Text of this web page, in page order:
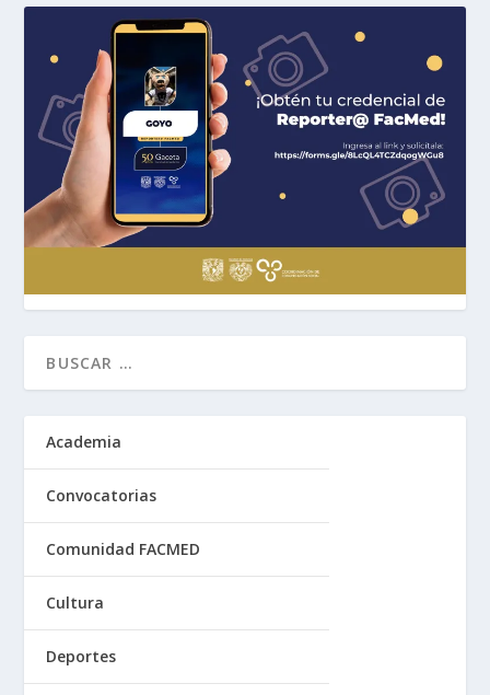
Academia
Convocatorias
Comunidad FACMED
Cultura
Deportes